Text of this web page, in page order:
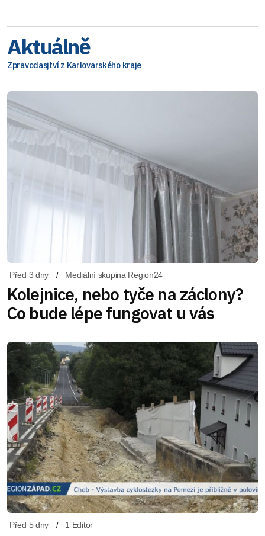
Aktuálně
Zpravodasjtví z Karlovarského kraje
Před 3 dny Mediální skupina Region24
Kolejnice, nebo tyče na záclony?
Co bude lépe fungovat u vás
Před 5 dny 1 Editor